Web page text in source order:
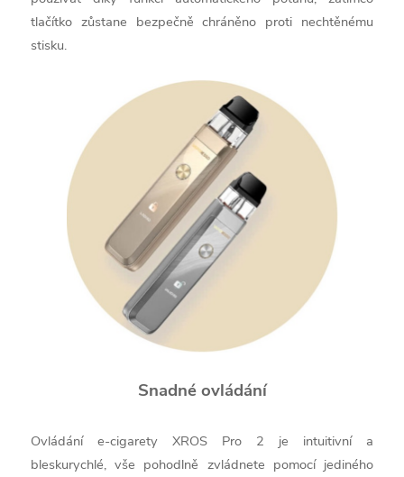
tlačítko zůstane bezpečně chráněno proti nechtěnému
stisku.
Snadné ovládání
Ovládání e-cigarety XROS Pro 2 je intuitivní a
bleskurychlé, vše pohodlně zvládnete pomocí jediného